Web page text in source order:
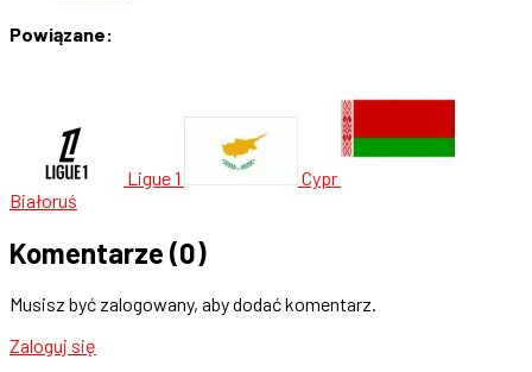
Powiązane:
Ligue 1
Cypr
Białoruś
Komentarze (0)
Musisz być zalogowany, aby dodać komentarz.
Zaloguj się